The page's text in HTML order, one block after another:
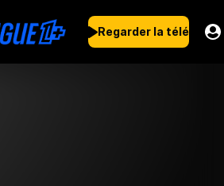
Regarder la télé